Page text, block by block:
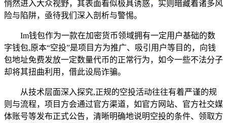
悄然进入大众视野，其表面看似极具诱惑，实则暗藏着诸多风
险与陷阱，亟待我们深入剖析与警惕。
Im钱包作为一款在加密货币领域拥有一定用户基础的数
字钱包,原本“空投”是项目方为推广、吸引用户等目的，向钱
包地址免费发放一定数量代币的正常行为，如今一些不法分子
却将其扭曲利用，借此设局诈骗。
从技术层面深入探究,正规的空投活动往往有着严谨的规
则与流程，项目方会通过官方渠道，如官方网站、官方社交媒
体账号等发布正式公告，清晰明确地说明空投的条件、领取方